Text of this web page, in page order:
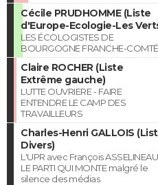
Cécile PRUDHOMME (Liste
d'Europe-Ecologie-Les
LES ÉCOLOGISTES DE
BOURGOGNE FRANCHE-COMTÉ
Claire ROCHER (Liste
Extrême gauche)
LUTTE OUVRIERE - FAIRE
ENTENDRE LE CAMP DES
TRAVAILLEURS
Charles-Henri GALLOIS
Divers)
L'UPR avec François
LE PARTI QUI MONTE malgré le
silence des médias